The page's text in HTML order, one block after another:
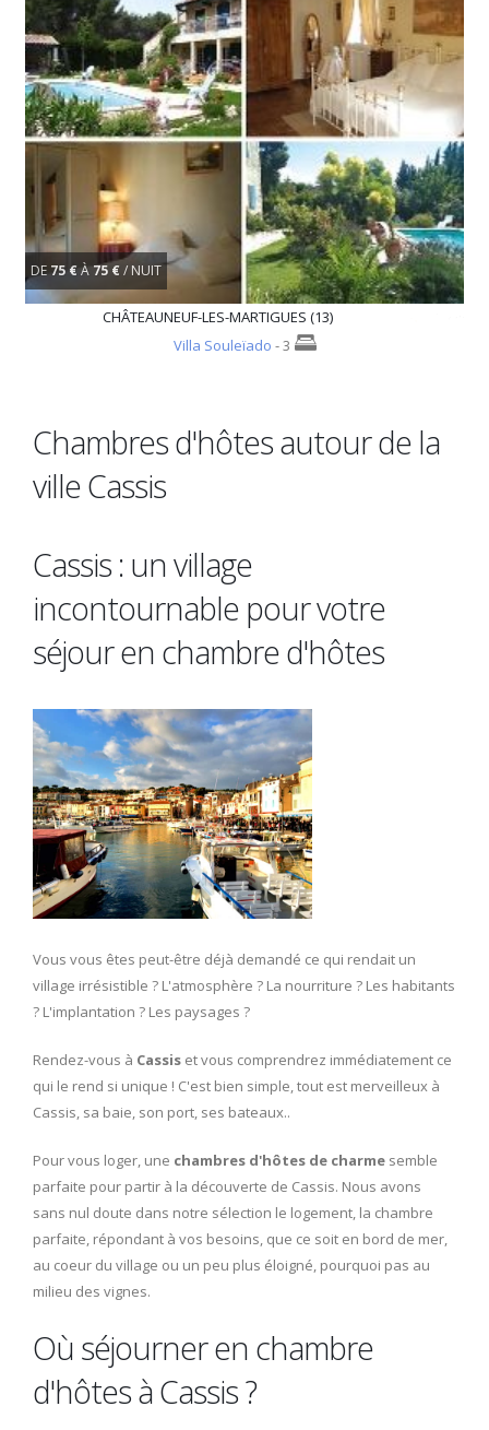
DE75 €À75 €/ NUIT
CHÂTEAUNEUF-LES-MARTIGUES (13)
Villa Souleïado - 3
Chambres d'hôtes autour de la
ville Cassis
Cassis : un village
incontournable pour votre
séjour en chambre d'hôtes
Vous vous êtes peut-être déjà demandé ce qui rendait un
village irrésistible ? L'atmosphère ? La nourriture ? Les habitants
? L'implantation ? Les paysages ?
Rendez-vous à Cassis et vous comprendrez immédiatement ce
qui le rend si unique ! C'est bien simple, tout est merveilleux à
Cassis, sa baie, son port, ses bateaux..
Pour vous loger, une chambres d'hôtes de charme semble
parfaite pour partir à la découverte de Cassis. Nous avons
sans nul doute dans notre sélection le logement, la chambre
parfaite, répondant à vos besoins, que ce soit en bord de mer,
au coeur du village ou un peu plus éloigné, pourquoi pas au
milieu des vignes.
Où séjourner en chambre
d'hôtes à Cassis ?